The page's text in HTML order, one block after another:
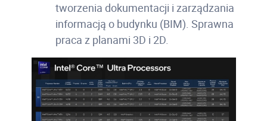
tworzenia dokumentacji i zarządzania
informacją o budynku (BIM). Sprawna
praca z planami 3D i 2D.